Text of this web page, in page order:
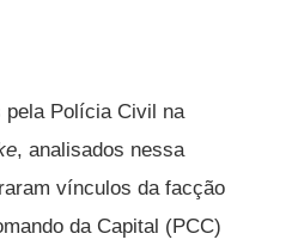
pela Polícia Civil na
, analisados nessa
vínculos da facção
da Capital (PCC)